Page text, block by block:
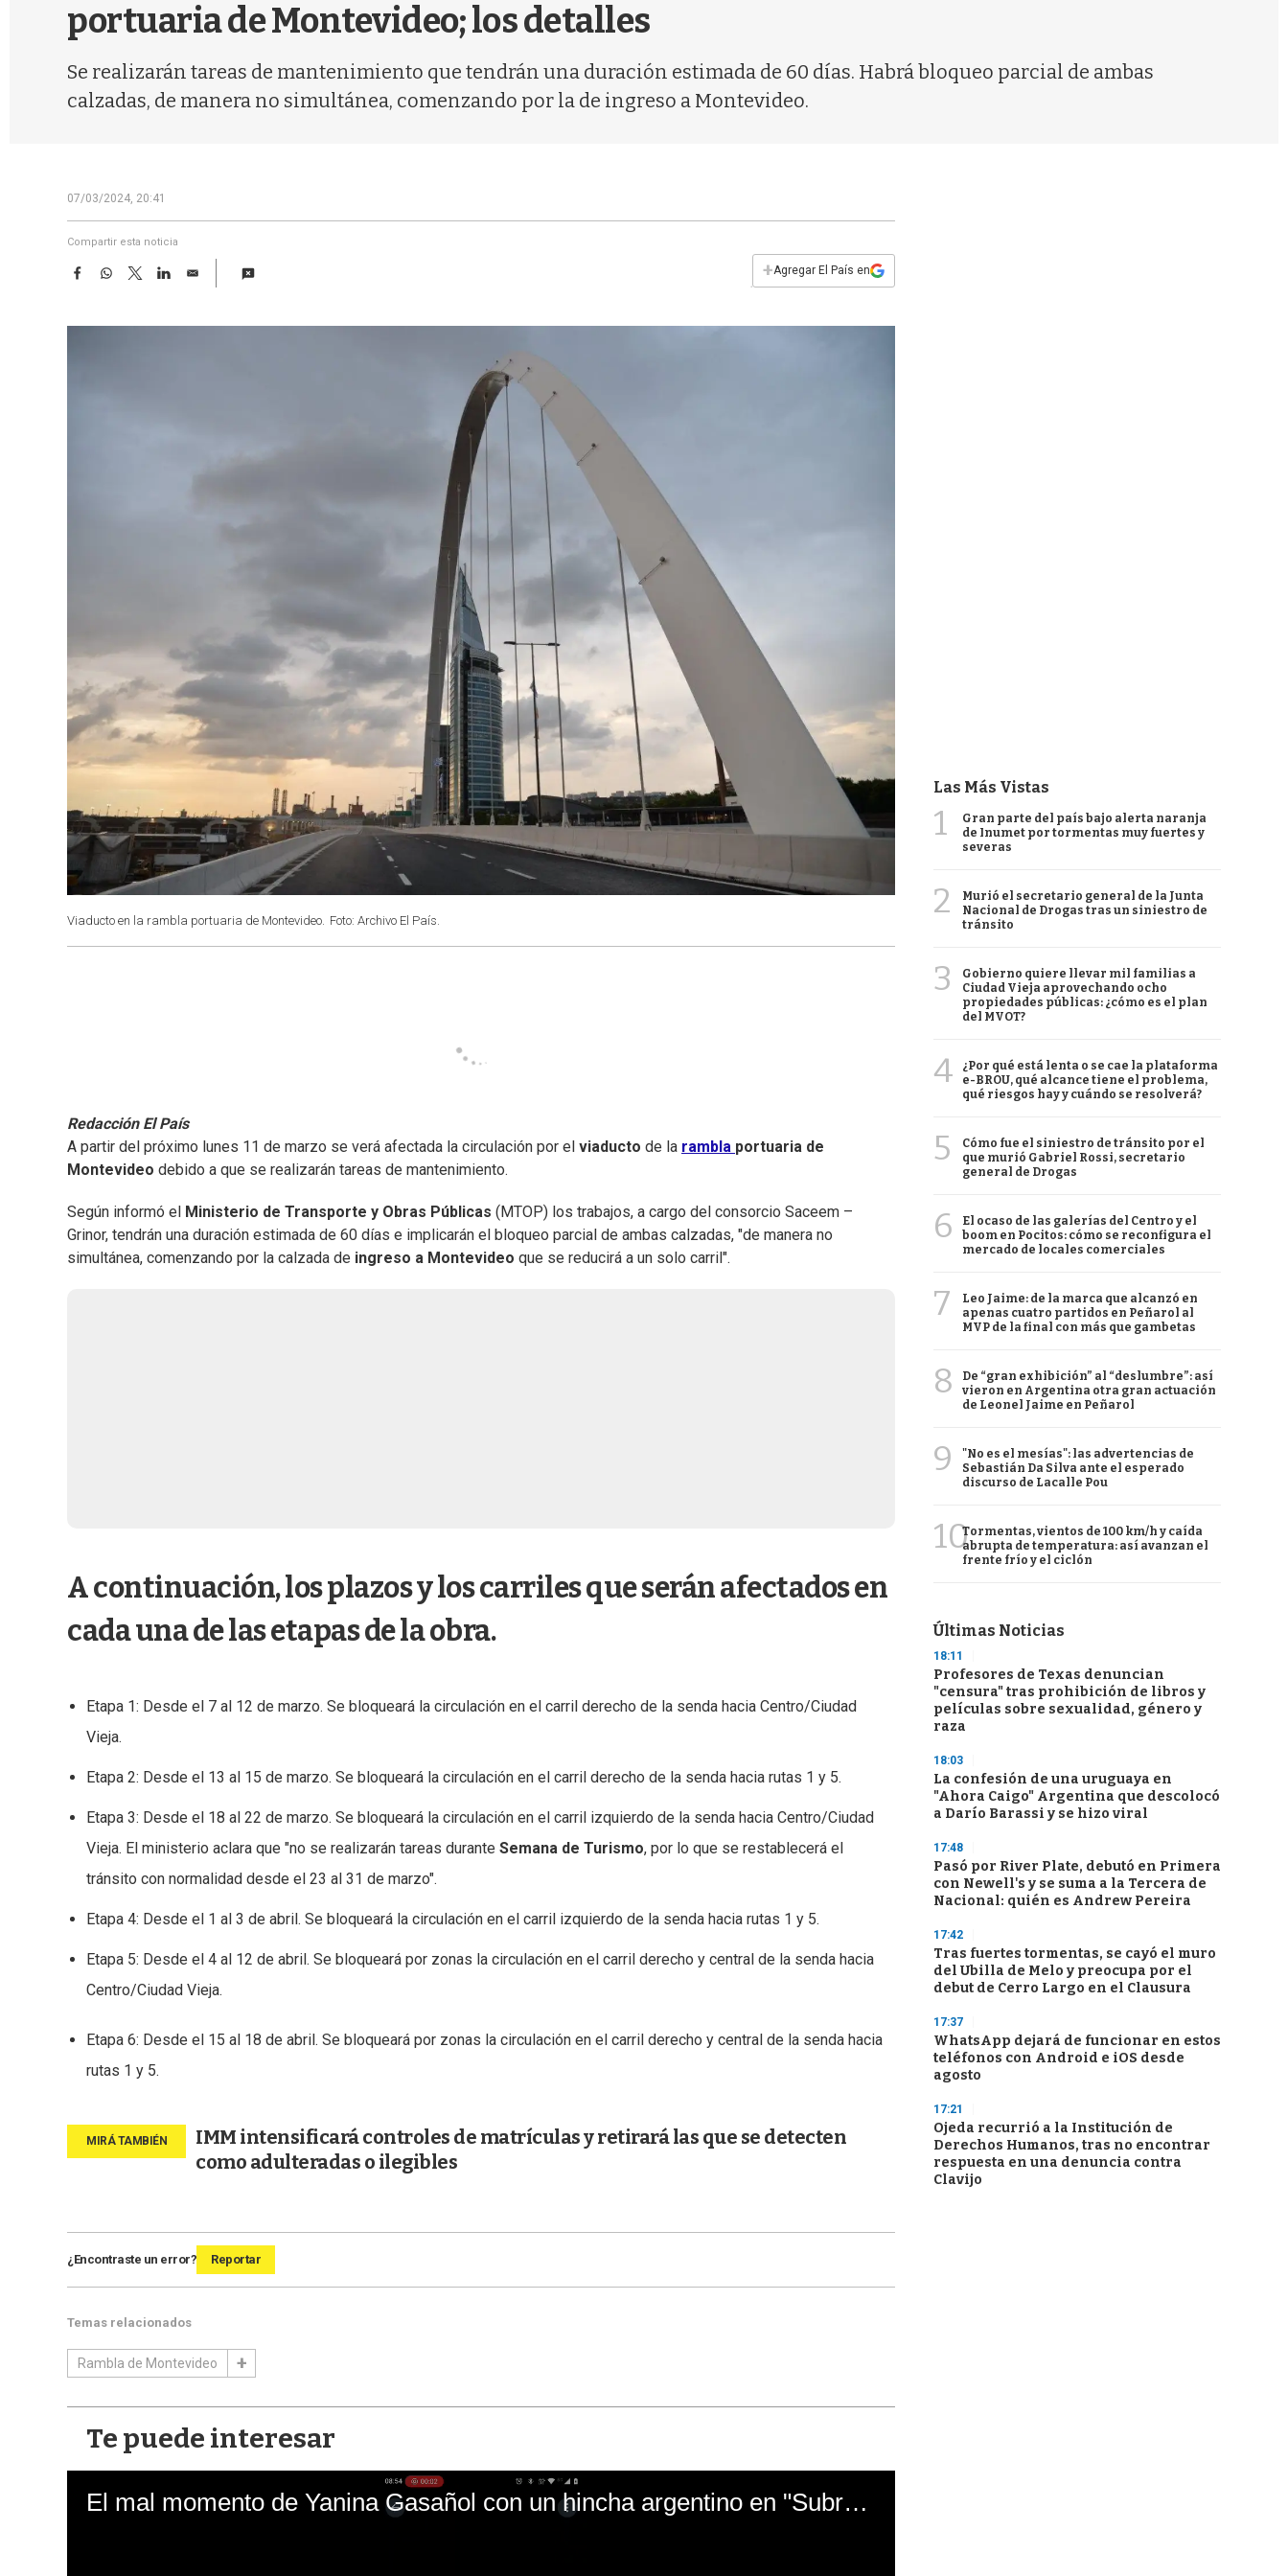
portuaria de Montevideo; los detalles
Se realizarán tareas de mantenimiento que tendrán una duración estimada de 60 días. Habrá bloqueo parcial de ambas
calzadas, de manera no simultánea, comenzando por la de ingreso a Montevideo.
07/03/2024, 20:41
Compartir esta noticia
F
e
W
t
T
w
t
L
k
E
i
+Agregar El País en
Viaducto en la rambla portuaria de Montevideo. Foto: Archivo El País.
Redacción El País
A partir del próximo lunes 11 de marzo se verá afectada la circulación por el viaducto de la rambla portuaria de
Montevideo debido a que se realizarán tareas de mantenimiento.
Según informó el Ministerio de Transporte y Obras Públicas (MTOP) los trabajos, a cargo del consorcio Saceem –
Grinor, tendrán una duración estimada de 60 días e implicarán el bloqueo parcial de ambas calzadas, "de manera no
simultánea, comenzando por la calzada de ingreso a Montevideo que se reducirá a un solo carril".
A continuación, los plazos y los carriles que serán afectados en
cada una de las etapas de la obra.
Etapa 1: Desde el 7 al 12 de marzo. Se bloqueará la circulación en el carril derecho de la senda hacia Centro/Ciudad
Vieja.
Etapa 2: Desde el 13 al 15 de marzo. Se bloqueará la circulación en el carril derecho de la senda hacia rutas 1 y 5.
Etapa 3: Desde el 18 al 22 de marzo. Se bloqueará la circulación en el carril izquierdo de la senda hacia Centro/Ciudad
Vieja. El ministerio aclara que "no se realizarán tareas durante Semana de Turismo, por lo que se restablecerá el
tránsito con normalidad desde el 23 al 31 de marzo".
Etapa 4: Desde el 1 al 3 de abril. Se bloqueará la circulación en el carril izquierdo de la senda hacia rutas 1 y 5.
Etapa 5: Desde el 4 al 12 de abril. Se bloqueará por zonas la circulación en el carril derecho y central de la senda hacia
Centro/Ciudad Vieja.
Etapa 6: Desde el 15 al 18 de abril. Se bloqueará por zonas la circulación en el carril derecho y central de la senda hacia
rutas 1 y 5.
IMM intensificará controles de matrículas y retirará las que se detecten
como adulteradas o ilegibles
¿Encontraste un error? Reportar
Temas relacionados
Rambla de Montevideo
Te puede interesar
El mal momento de Yanina Gasañol con un hincha argentino en "Subrayado"
Las Más Vistas
1
Gran parte del país bajo alerta naranja
de Inumet por tormentas muy fuertes y
severas
2
Murió el secretario general de la Junta
Nacional de Drogas tras un siniestro de
tránsito
3
Gobierno quiere llevar mil familias a
Ciudad Vieja aprovechando ocho
propiedades públicas: ¿cómo es el plan
del MVOT?
4
¿Por qué está lenta o se cae la plataforma
e-BROU, qué alcance tiene el problema,
qué riesgos hay y cuándo se resolverá?
5
Cómo fue el siniestro de tránsito por el
que murió Gabriel Rossi, secretario
general de Drogas
6
El ocaso de las galerías del Centro y el
boom en Pocitos: cómo se reconfigura el
mercado de locales comerciales
7
Leo Jaime: de la marca que alcanzó en
apenas cuatro partidos en Peñarol al
MVP de la final con más que gambetas
8
De “gran exhibición” al “deslumbre”: así
vieron en Argentina otra gran actuación
de Leonel Jaime en Peñarol
9
"No es el mesías": las advertencias de
Sebastián Da Silva ante el esperado
discurso de Lacalle Pou
10Tormentas, vientos de 100 km/h y caída
abrupta de temperatura: así avanzan el
frente frío y el ciclón
Últimas Noticias
18:11
Profesores de Texas denuncian
"censura" tras prohibición de libros y
películas sobre sexualidad, género y
raza
18:03
La confesión de una uruguaya en
"Ahora Caigo" Argentina que descolocó
a Darío Barassi y se hizo viral
17:48
Pasó por River Plate, debutó en Primera
con Newell's y se suma a la Tercera de
Nacional: quién es Andrew Pereira
17:42
Tras fuertes tormentas, se cayó el muro
del Ubilla de Melo y preocupa por el
debut de Cerro Largo en el Clausura
17:37
WhatsApp dejará de funcionar en estos
teléfonos con Android e iOS desde
agosto
17:21
Ojeda recurrió a la Institución de
Derechos Humanos, tras no encontrar
respuesta en una denuncia contra
Clavijo